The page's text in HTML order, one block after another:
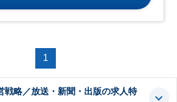
1
戦略／放送・新聞・出版の求人特